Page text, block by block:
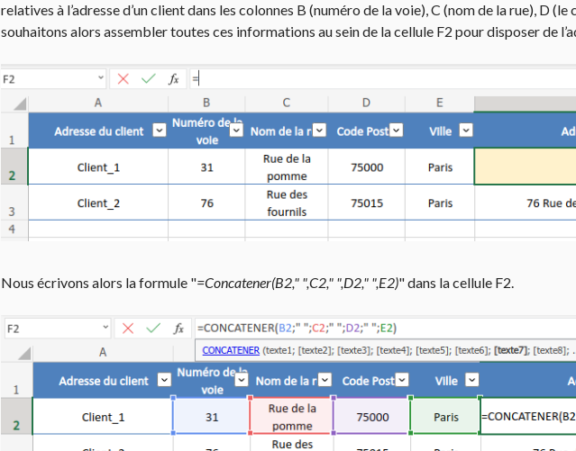
relatives à l’adresse d’un client dans les colonnes B (numéro de la voie), C (nom de la rue), D
souhaitons alors assembler toutes ces informations au sein de la cellule F2 pour disposer de
Nous écrivons alors la formule "=Concatener(B2," ",C2," ",D2," ",E2)" dans la cellule F2.